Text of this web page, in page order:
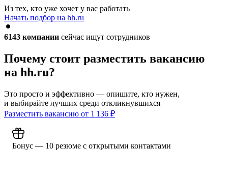
Из тех, кто уже хочет у вас работать
Начать подбор на hh.ru
6143 компании сейчас ищут сотрудников
Почему стоит разместить вакансию
на hh.ru?
Это просто и эффективно — опишите, кто нужен,
и выбирайте лучших среди откликнувшихся
Разместить вакансию от 1 136 ₽
Бонус — 10 резюме с открытыми контактами